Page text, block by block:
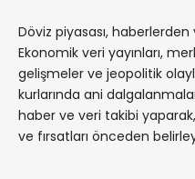
Döviz piyasası,
Ekonomik veri yayınları,
gelişmeler ve jeopolitik
kurlarında ani
haber ve veri takibi
ve fırsatları önceden